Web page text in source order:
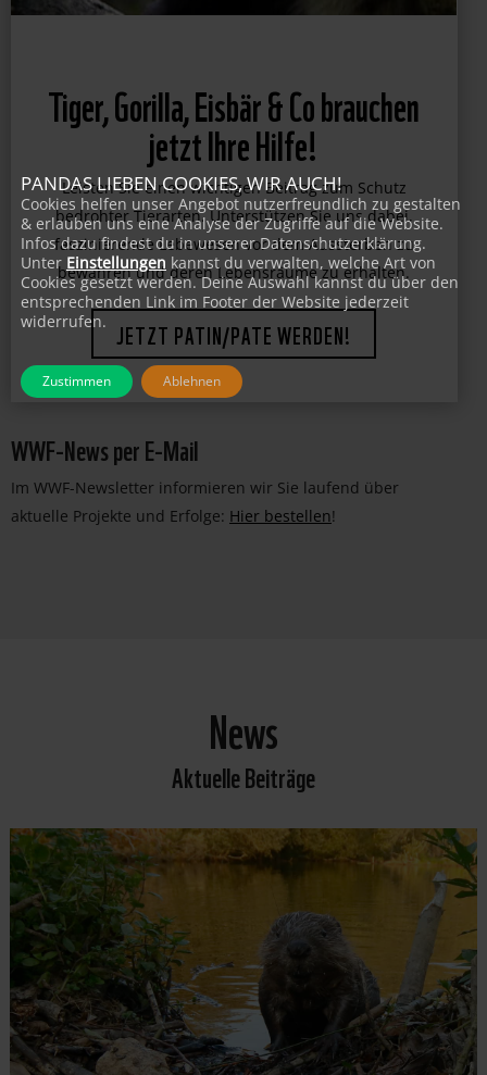
Tiger, Gorilla, Eisbär & Co brauchen
jetzt Ihre Hilfe!
Leisten Sie einen wichtigen Beitrag zum Schutz
bedrohter Tierarten. Unterstützen Sie uns dabei,
faszinierende Lebewesen vor dem Aussterben zu
bewahren und deren Lebensräume zu erhalten.
JETZT PATIN/PATE WERDEN!
WWF-News per E-Mail
Im WWF-Newsletter informieren wir Sie laufend über
aktuelle Projekte und Erfolge: Hier bestellen!
News
Aktuelle Beiträge
PANDAS LIEBEN COOKIES, WIR AUCH!
Cookies helfen unser Angebot nutzerfreundlich zu gestalten
& erlauben uns eine Analyse der Zugriffe auf die Website.
Infos dazu findest du in unserer Datenschutzerklärung.
Unter Einstellungen kannst du verwalten, welche Art von
Cookies gesetzt werden. Deine Auswahl kannst du über den
entsprechenden Link im Footer der Website jederzeit
widerrufen.
Zustimmen Ablehnen